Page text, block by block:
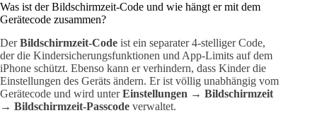
Was ist der Bildschirmzeit-Code und wie hängt er mit dem
Gerätecode zusammen?
DerBildschirmzeit-Code ist ein separater 4-stelliger Code,
der die Kindersicherungsfunktionen und App-Limits auf dem
iPhone schützt. Ebenso kann er verhindern, dass Kinder die
Einstellungen des Geräts ändern. Er ist völlig unabhängig vom
Gerätecode und wird unterEinstellungen → Bildschirmzeit
→ Bildschirmzeit-Passcode verwaltet.